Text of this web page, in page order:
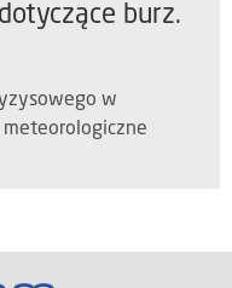
burz.
w